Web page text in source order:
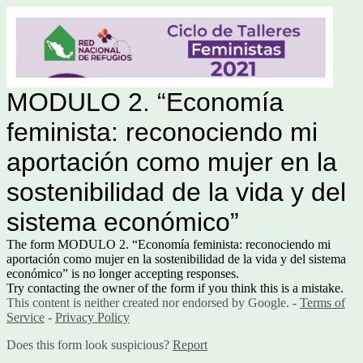
MODULO 2. “Economía
feminista: reconociendo mi
aportación como mujer en la
sostenibilidad de la vida y del
sistema económico”
The form MODULO 2. “Economía feminista: reconociendo mi
aportación como mujer en la sostenibilidad de la vida y del sistema
económico” is no longer accepting responses.
Try contacting the owner of the form if you think this is a mistake.
This content is neither created nor endorsed by Google. - Terms of
Service - Privacy Policy
Does this form look suspicious? Report